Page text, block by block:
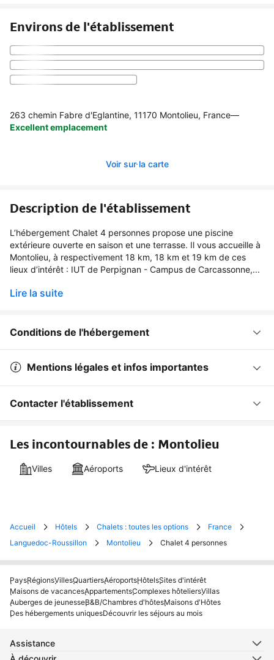
Environs de l'établissement
263 chemin Fabre d'Eglantine, 11170 Montolieu, France—
Excellent emplacement
Voir sur la carte
Description de l'établissement
L’hébergement Chalet 4 personnes propose une piscine
extérieure ouverte en saison et une terrasse. Il vous accueille à
Montolieu, à respectivement 18 km, 18 km et 19 km de ces
lieux d’intérêt : IUT de Perpignan - Campus de Carcassonne,...
Lire la suite
Conditions de l'hébergement
Mentions légales et infos importantes
Contacter l'établissement
Les incontournables de : Montolieu
Villes Aéroports Lieux d'intérêt
Accueil Hôtels Chalets : toutes les options
France
Languedoc-Roussillon
Montolieu Chalet 4 personnes
PaysRégionsVillesQuartiersAéroportsHôtelsSites d'intérêt
Maisons de vacancesAppartementsComplexes hôteliersVillas
Auberges de jeunesseB&B/Chambres d'hôtesMaisons d'Hôtes
Des hébergements uniquesDécouvrir les séjours au mois
Assistance